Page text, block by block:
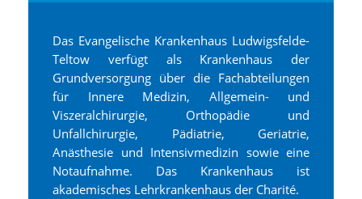
Das Evangelische Krankenhaus Ludwigsfelde-
Teltow verfügt als Krankenhaus der
Grundversorgung über die Fachabteilungen
für Innere Medizin, Allgemein- und
Viszeralchirurgie, Orthopädie und
Unfallchirurgie, Pädiatrie, Geriatrie,
Anästhesie und Intensivmedizin sowie eine
Notaufnahme. Das Krankenhaus ist
akademisches Lehrkrankenhaus der Charité.